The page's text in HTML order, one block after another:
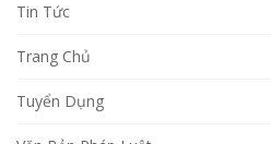
Tin Tức
Trang Chủ
Tuyển Dụng